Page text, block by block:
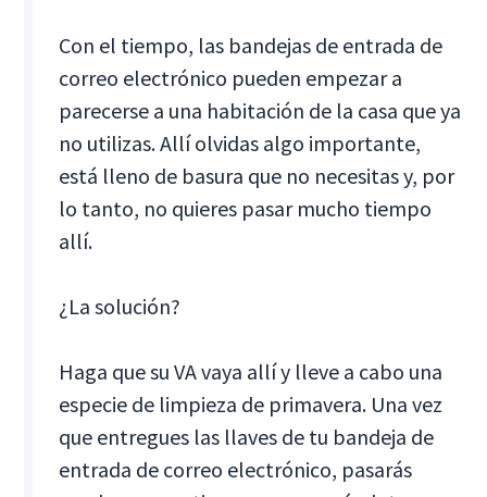
Con el tiempo, las bandejas de entrada de
correo electrónico pueden empezar a
parecerse a una habitación de la casa que ya
no utilizas. Allí olvidas algo importante,
está lleno de basura que no necesitas y, por
lo tanto, no quieres pasar mucho tiempo
allí.
¿La solución?
Haga que su VA vaya allí y lleve a cabo una
especie de limpieza de primavera. Una vez
que entregues las llaves de tu bandeja de
entrada de correo electrónico, pasarás